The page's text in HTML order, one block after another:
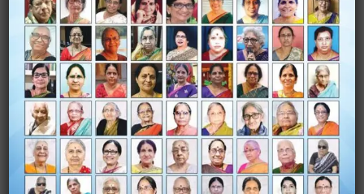
Your email address will not be published.Required
fields are marked*
Comment*